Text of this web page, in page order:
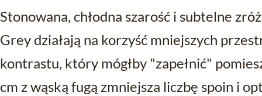
Stonowana, chłodna szarość i subtelne
Grey działają na korzyść mniejszych
kontrastu, który mógłby "zapełnić"
cm z wąską fugą zmniejsza liczbę spoin i